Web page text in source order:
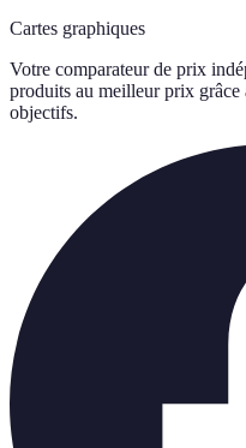
Cartes graphiques
Votre comparateur de prix
produits au meilleur prix grâce
objectifs.